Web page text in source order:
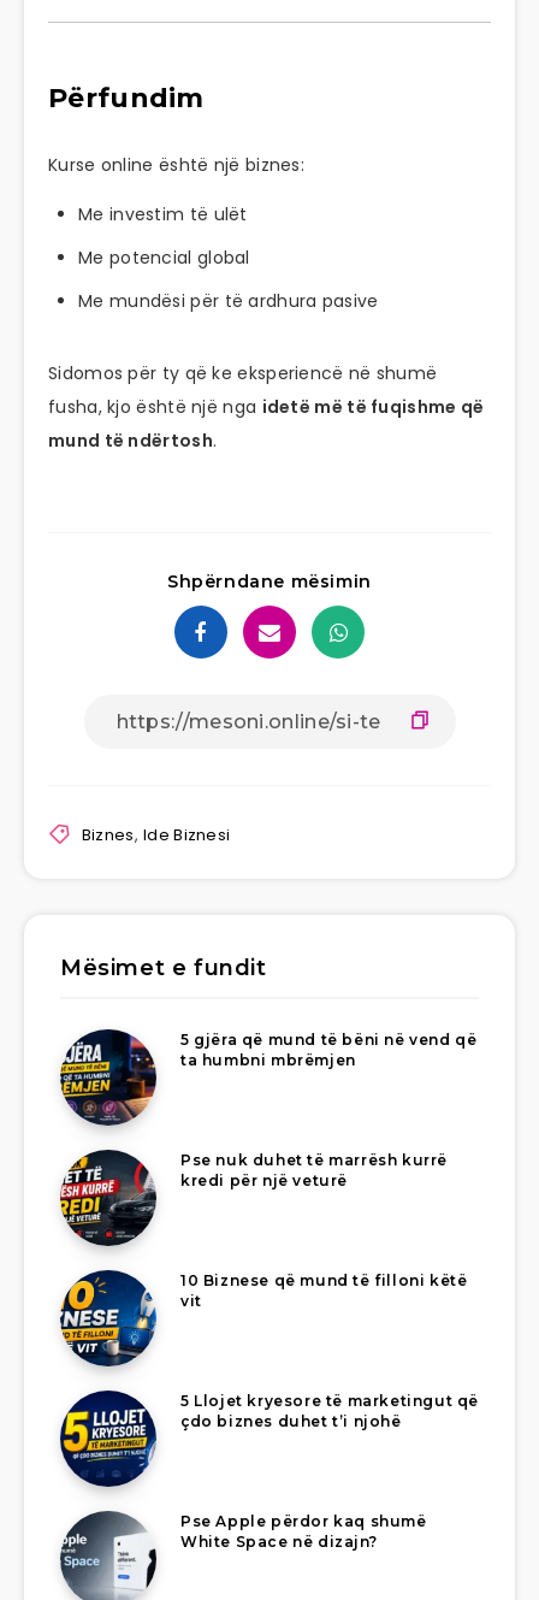
Përfundim
Kurse online është një biznes:
Me investim të ulët
Me potencial global
Me mundësi për të ardhura pasive
Sidomos për ty që ke eksperiencë në shumë
fusha, kjo është një nga idetë më të fuqishme që
mund të ndërtosh.
Shpërndane mësimin
Biznes,Ide Biznesi
Mësimet e fundit
5 gjëra që mund të bëni në vend që
ta humbni mbrëmjen
Pse nuk duhet të marrësh kurrë
kredi për një veturë
10 Biznese që mund të filloni këtë
vit
5 Llojet kryesore të marketingut që
çdo biznes duhet t’i njohë
Pse Apple përdor kaq shumë
White Space në dizajn?